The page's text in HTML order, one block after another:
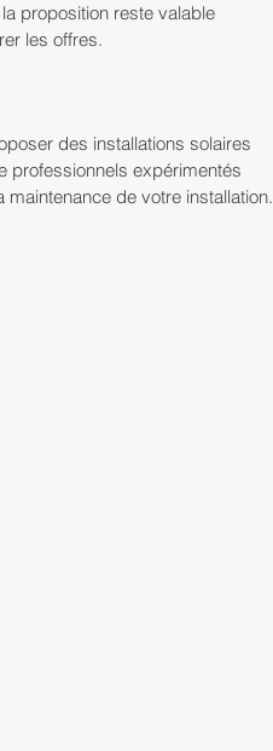
proposition reste valable
les offres.
des installations solaires
professionnels expérimentés
de votre installation.